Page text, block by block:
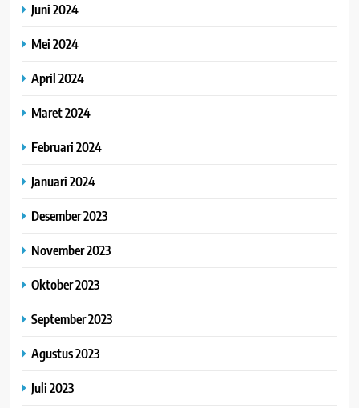
Juni 2024
Mei 2024
April 2024
Maret 2024
Februari 2024
Januari 2024
Desember 2023
November 2023
Oktober 2023
September 2023
Agustus 2023
Juli 2023